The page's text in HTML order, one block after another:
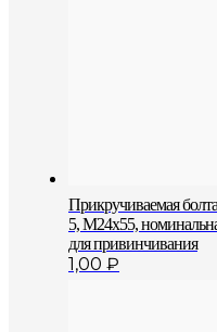
Прикручиваемая
5, M24x55,
для привинчивания
1,00 ₽